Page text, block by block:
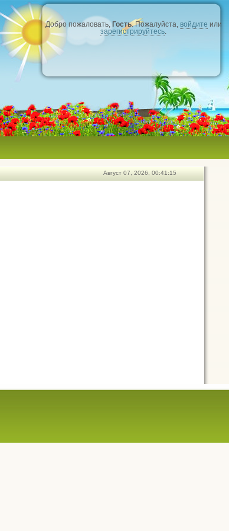
Добро пожаловать,Гость. Пожалуйста, войдите или
зарегистрируйтесь.
Август 07, 2026, 00:41:15